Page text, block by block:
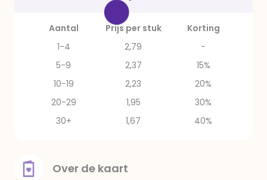
Aantal Prijs per stuk
Korting
1-4
2,79
-
5-9
2,37
15%
10-19
2,23
20%
20-29
1,95
30%
30+
1,67 40%
Over de kaart